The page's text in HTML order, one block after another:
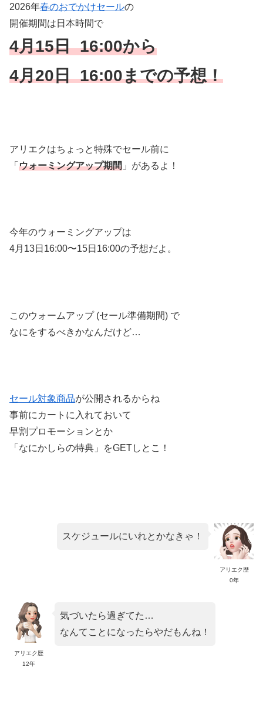
2026年春のおでかけセールの
開催期間は日本時間で
4月15日 16:00から
4月20日 16:00までの予想！
アリエクはちょっと特殊でセール前に
「 ウォーミングアップ期間 」があるよ！
今年のウォーミングアップは
4月13日16:00〜15日16:00の予想だよ。
このウォームアップ (セール準備期間) で
なにをするべきかなんだけど…
セール対象商品が公開されるからね
事前にカートに入れておいて
早割プロモーションとか
「なにかしらの特典」をGETしとこ！
アリエク歴
0年
スケジュールにいれとかなきゃ！
アリエク歴
12年
気づいたら過ぎてた…
なんてことになったらやだもんね！